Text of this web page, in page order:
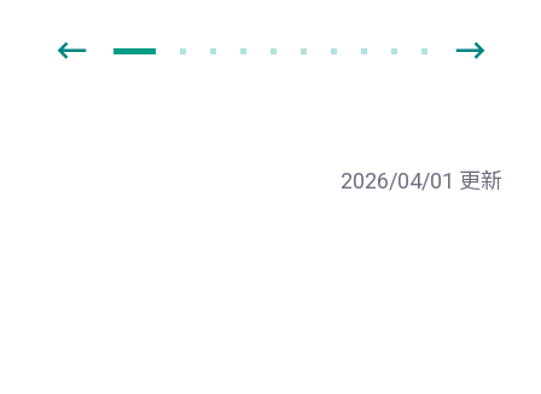
2026/04/01 更新